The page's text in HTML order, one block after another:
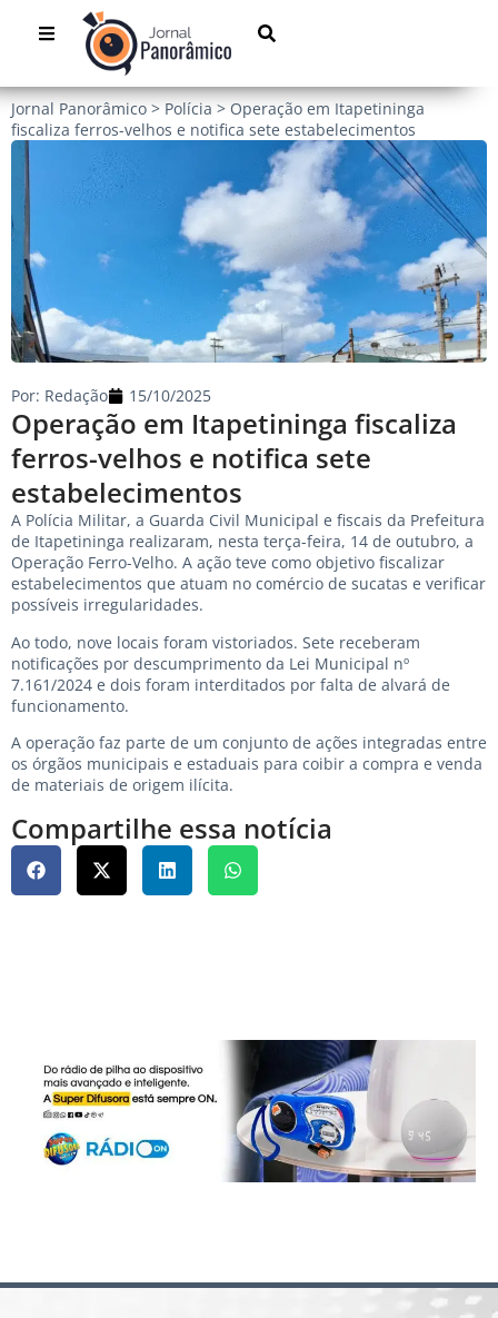
Jornal Panorâmico > Polícia > Operação em Itapetininga
fiscaliza ferros-velhos e notifica sete estabelecimentos
Operação em Itapetininga fiscaliza
ferros-velhos e notifica sete
estabelecimentos
Por: Redação 15/10/2025
A Polícia Militar, a Guarda Civil Municipal e fiscais da Prefeitura
de Itapetininga realizaram, nesta terça-feira, 14 de outubro, a
Operação Ferro-Velho. A ação teve como objetivo fiscalizar
estabelecimentos que atuam no comércio de sucatas e verificar
possíveis irregularidades.
Ao todo, nove locais foram vistoriados. Sete receberam
notificações por descumprimento da Lei Municipal nº
7.161/2024 e dois foram interditados por falta de alvará de
funcionamento.
A operação faz parte de um conjunto de ações integradas entre
os órgãos municipais e estaduais para coibir a compra e venda
de materiais de origem ilícita.
Compartilhe essa notícia